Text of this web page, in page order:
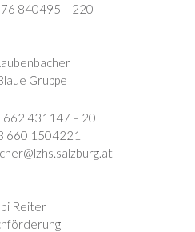
840495 – 220
Gruppe
662 431147 – 20
660 1504221
Reiter